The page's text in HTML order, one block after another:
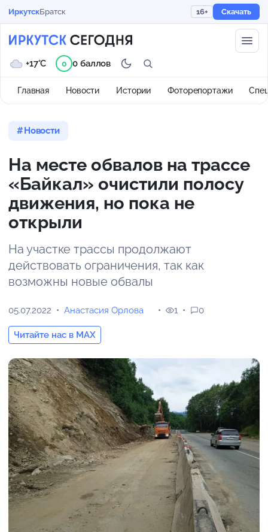
ИркутскБратск 16+ Скачать
Главная Новости Истории Фоторепортажи
+17°C 0 0 баллов
Новости
На месте обвалов на трассе
«Байкал» очистили полосу
движения, но пока не
открыли
На участке трассы продолжают
действовать ограничения, так как
возможны новые обвалы
05.07.2022 Анастасия Орлова
Читайте нас в MAX
1 0